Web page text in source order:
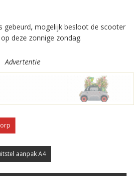
gebeurd, mogelijk besloot de scooter
deze zonnige zondag.
Advertentie
aanpak A4